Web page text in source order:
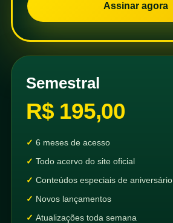
Assinar agora
Semestral
R$ 195,00
6 meses de acesso
Todo acervo do site oficial
Conteúdos especiais de aniversário
Novos lançamentos
Atualizações toda semana